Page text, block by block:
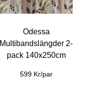
Odessa
Multibandslängder 2-
pack 140x250cm
599 Kr/par